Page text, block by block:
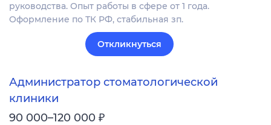
руководства. Опыт работы в сфере от 1 года.
Оформление по ТК РФ, стабильная зп.
Откликнуться
Администратор стоматологической
клиники
90 000–120 000 ₽